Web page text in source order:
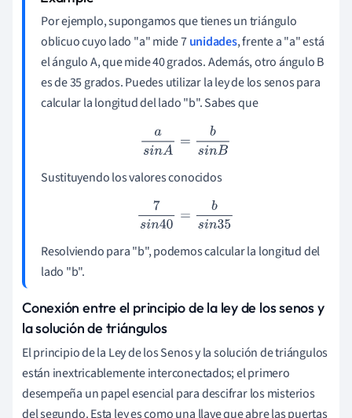
Por ejemplo, supongamos que tienes un triángulo
oblicuo cuyo lado "a" mide 7unidades, frente a "a" está
el ángulo A, que mide 40 grados. Además, otro ángulo B
es de 35 grados. Puedes utilizar la ley de los senos para
calcular la longitud del lado "b". Sabes que
asin A=b sinB
Sustituyendo los valores conocidos
7sin40=b sin35
Resolviendo para "b", podemos calcular la longitud del
lado "b".
Conexión entre el principio de la ley de los senos y
la solución de triángulos
El principio de la Ley de los Senos y la solución de triángulos
están inextricablemente interconectados; el primero
desempeña un papel esencial para descifrar los misterios
del segundo. Esta ley es como una llave que abre las puertas